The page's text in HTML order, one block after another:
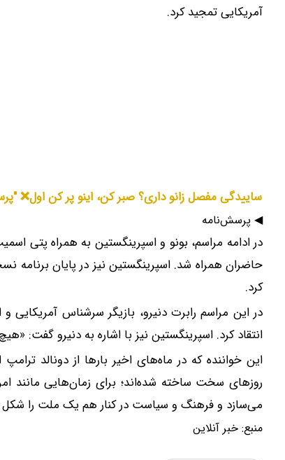
آمریکایی تمجید کرد.
ساییدگی مفصل زانو داری؟ صبر کن، اینو پر کن اول❌
◀ پرسش‌نامه
در ادامه مراسم، بونو و اسپرینگستین به همراه پتی
حاضران همراه شد. اسپرینگستین نیز در پایان برنامه
کرد.
در این مراسم رابرت دنیرو، بازیگر سرشناس آمریکایی و
انتقاد کرد. اسپرینگستین نیز با اشاره به دنیرو گفت:
این خواننده که در ماه‌های اخیر بارها از دونالد
روزهای سخت ساخته شده‌اند؛ برای زمان‌هایی مانند
می‌سازد و فرهنگ و سیاست در کنار هم یک ملت را
منبع: خبر آنلاین